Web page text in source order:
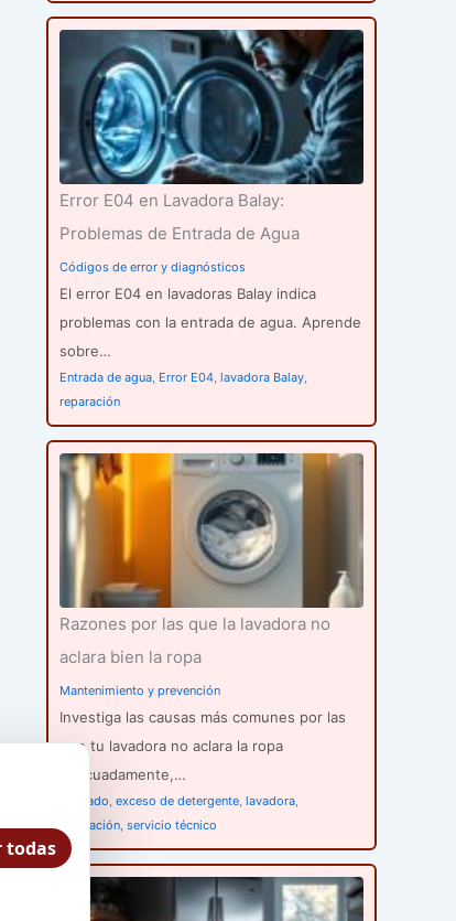
Error E04 en Lavadora Balay:
Problemas de Entrada de Agua
Códigos de error y diagnósticos
El error E04 en lavadoras Balay indica
problemas con la entrada de agua. Aprende
sobre…
Entrada de agua, Error E04, lavadora Balay,
reparación
Razones por las que la lavadora no
aclara bien la ropa
Mantenimiento y prevención
Investiga las causas más comunes por las
que tu lavadora no aclara la ropa
adecuadamente,…
aclarado, exceso de detergente, lavadora,
reparación, servicio técnico
todas